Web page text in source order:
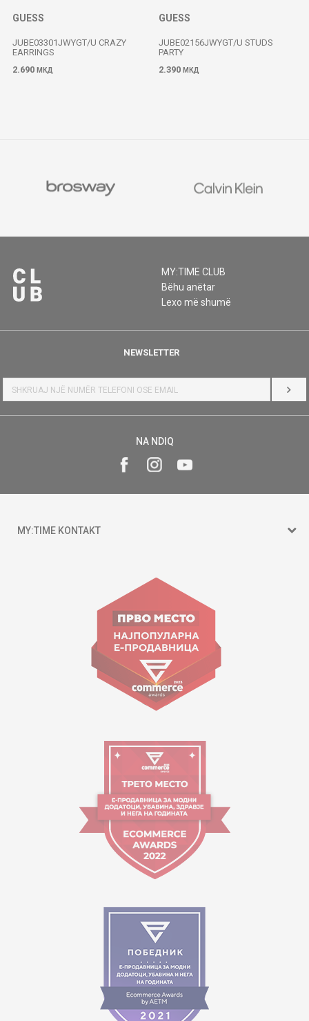
GUESS
JUBE03301JWYGT/U CRAZY
EARRINGS
2.690 МКД
GUESS
JUBE02156JWYGT/U STUDS
PARTY
2.390 МКД
MY:TIME CLUB
Bëhu anëtar
Lexo më shumë
NEWSLETTER
HYR
NA NDIQ
MY:TIME KONTAKT
Goce Nikolovski 74 Shkup
contact@mytime.mk
Orari i punës:
09:00 - 17:00